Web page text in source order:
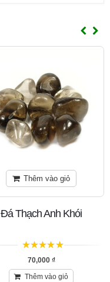
Thêm vào giỏ
Đá Thạch Anh Khói
70,000 ₫
Thêm vào giỏ